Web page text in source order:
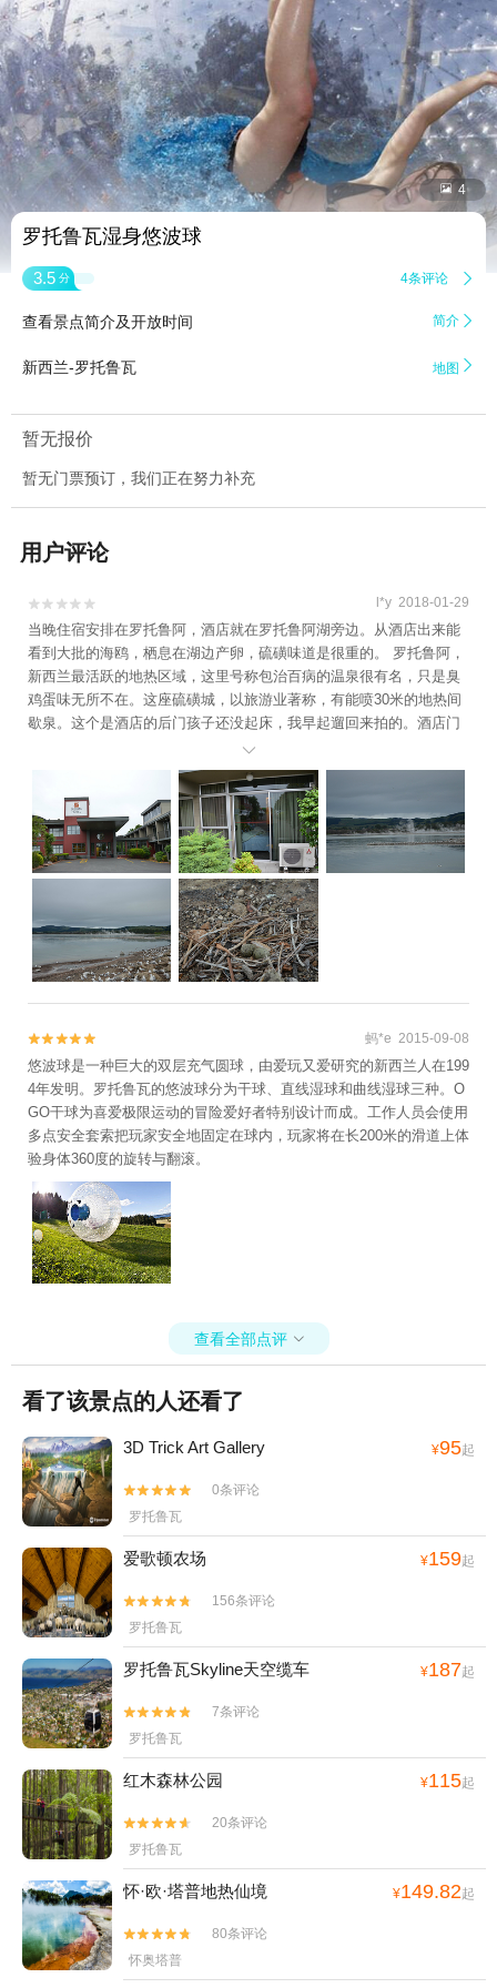
 4
罗托鲁瓦湿身悠波球
3.5 分 4条评论 
查看景点简介及开放时间 简介 
新西兰-罗托鲁瓦 地图 
暂无报价
暂无门票预订，我们正在努力补充
用户评论

 l*y 2018-01-29
当晚住宿安排在罗托鲁阿，酒店就在罗托鲁阿湖旁边。从酒店出来能
看到大批的海鸥，栖息在湖边产卵，硫磺味道是很重的。 罗托鲁阿，
新西兰最活跃的地热区域，这里号称包治百病的温泉很有名，只是臭
鸡蛋味无所不在。这座硫磺城，以旅游业著称，有能喷30米的地热间
歇泉。这个是酒店的后门孩子还没起床，我早起遛回来拍的。酒店门
口的鸟岛，能走过去。放电热壶里，煮一煮就能吃了。肚子下面是她
的宝宝吧孩子对小动物还是很好奇的。除了味道不好之外，其他的还
好。每天接收硫磺的熏陶，活着不容易啊。酒店门口一直在喷的喷
泉。一只早起的兔子。蓝色的达达。新西兰，据我观察，日本车保有
量相当高。新西兰人都没锁车的习惯吗？大片大片的绣球，我第一次
见到。妈她们起的更早。退房无聊中。


 蚂*e 2015-09-08
悠波球是一种巨大的双层充气圆球，由爱玩又爱研究的新西兰人在199
4年发明。罗托鲁瓦的悠波球分为干球、直线湿球和曲线湿球三种。O
GO干球为喜爱极限运动的冒险爱好者特别设计而成。工作人员会使用
多点安全套索把玩家安全地固定在球内，玩家将在长200米的滑道上体
验身体360度的旋转与翻滚。
查看全部点评 
看了该景点的人还看了
3D Trick Art Gallery ¥95起


0条评论
罗托鲁瓦
爱歌顿农场 ¥159起


156条评论
罗托鲁瓦
罗托鲁瓦Skyline天空缆车 ¥187起


7条评论
罗托鲁瓦
红木森林公园 ¥115起


20条评论
罗托鲁瓦
怀·欧·塔普地热仙境 ¥149.82起


80条评论
怀奥塔普
